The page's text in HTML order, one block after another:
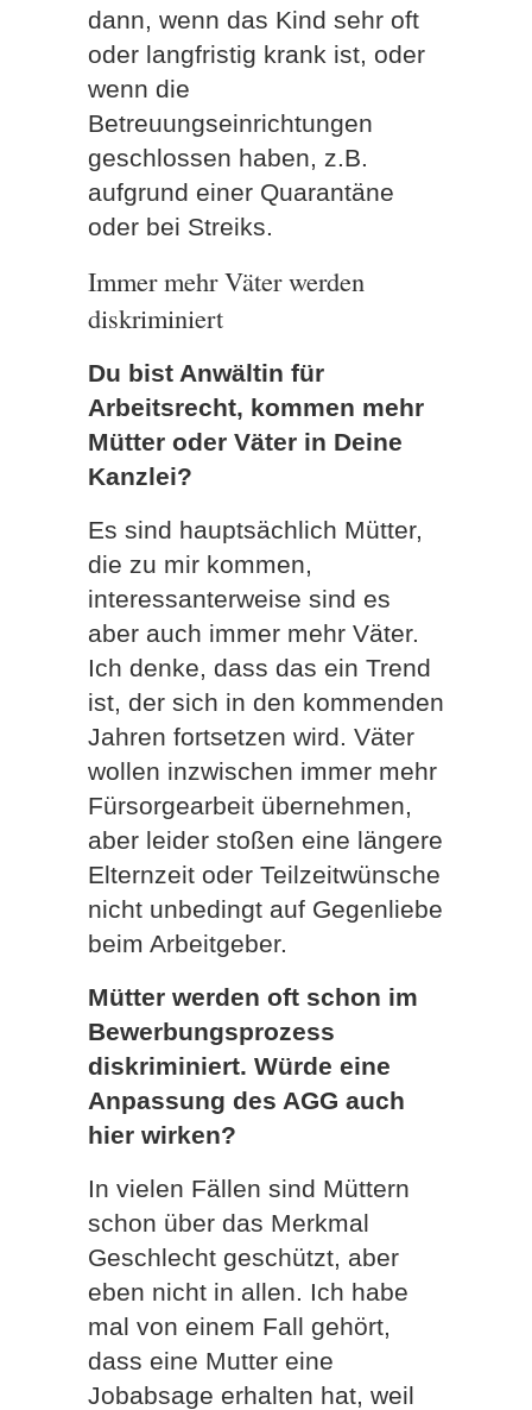
dann, wenn das Kind sehr oft
oder langfristig krank ist, oder
wenn die
Betreuungseinrichtungen
geschlossen haben, z.B.
aufgrund einer Quarantäne
oder bei Streiks.
Immer mehr Väter werden
diskriminiert
Du bist Anwältin für
Arbeitsrecht, kommen mehr
Mütter oder Väter in Deine
Kanzlei?
Es sind hauptsächlich Mütter,
die zu mir kommen,
interessanterweise sind es
aber auch immer mehr Väter.
Ich denke, dass das ein Trend
ist, der sich in den kommenden
Jahren fortsetzen wird. Väter
wollen inzwischen immer mehr
Fürsorgearbeit übernehmen,
aber leider stoßen eine längere
Elternzeit oder Teilzeitwünsche
nicht unbedingt auf Gegenliebe
beim Arbeitgeber.
Mütter werden oft schon im
Bewerbungsprozess
diskriminiert. Würde eine
Anpassung des AGG auch
hier wirken?
In vielen Fällen sind Müttern
schon über das Merkmal
Geschlecht geschützt, aber
eben nicht in allen. Ich habe
mal von einem Fall gehört,
dass eine Mutter eine
Jobabsage erhalten hat, weil